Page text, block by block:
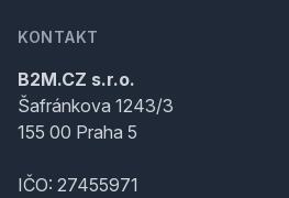
KONTAKT
B2M.CZ s.r.o.
Šafránkova 1243/3
155 00 Praha 5
IČO: 27455971